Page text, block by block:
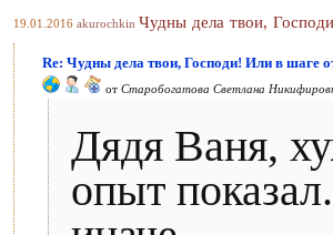
19.01.2016 akurochkin Чудны дела твои,
Re: Чудны дела твои, Господи! Или в шаге
от Старобогатова Светлана
Дядя Ваня,
опыт